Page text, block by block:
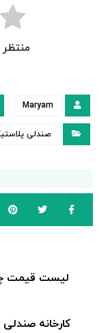
Maryam
صندلی
لیست قیمت
کارخانه